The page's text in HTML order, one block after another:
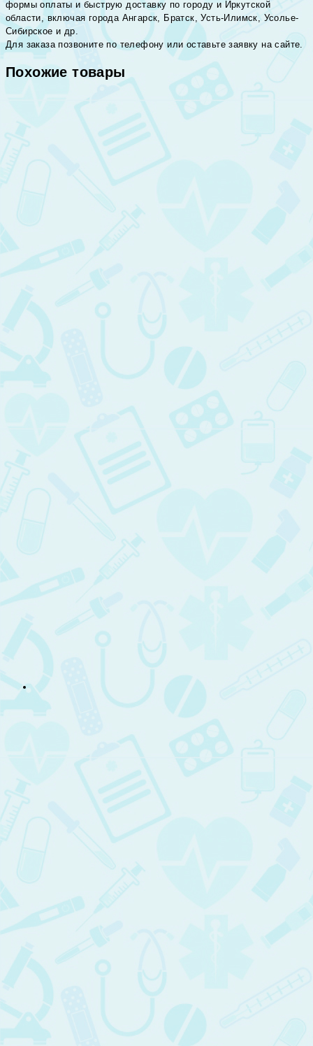
формы оплаты и быструю доставку по городу и Иркутской
области, включая города Ангарск, Братск, Усть-Илимск, Усолье-
Сибирское и др.
Для заказа позвоните по телефону или оставьте заявку на сайте.
Похожие товары